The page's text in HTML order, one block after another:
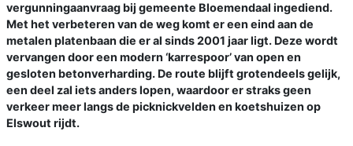
vergunningaanvraag bij gemeente Bloemendaal ingediend.
Met het verbeteren van de weg komt er een eind aan de
metalen platenbaan die er al sinds 2001 jaar ligt. Deze wordt
vervangen door een modern ‘karrespoor’ van open en
gesloten betonverharding. De route blijft grotendeels gelijk,
een deel zal iets anders lopen, waardoor er straks geen
verkeer meer langs de picknickvelden en koetshuizen op
Elswout rijdt.